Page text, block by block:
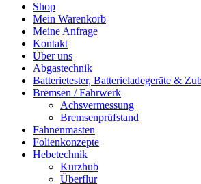
Shop
Mein Warenkorb
Meine Anfrage
Kontakt
Über uns
Abgastechnik
Batterietester, Batterieladegeräte &
Bremsen / Fahrwerk
Achsvermessung
Bremsenprüfstand
Fahnenmasten
Folienkonzepte
Hebetechnik
Kurzhub
Überflur